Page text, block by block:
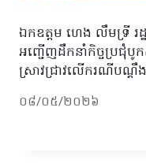
ឯកឧត្តម ហេង លឹមទ្រី រដ្
អញ្ជើញដឹកនាំកិច្ចប្រជុំបូ
ស្រាវជ្រាវលើករណីបណ្តឹ
០៨/០៥/២០២៦